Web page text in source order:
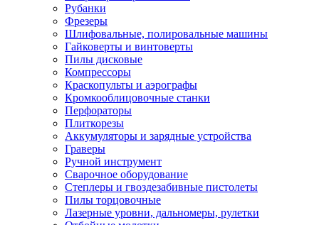
Рубанки
Фрезеры
Шлифовальные, полировальные машины
Гайковерты и винтоверты
Пилы дисковые
Компрессоры
Краскопульты и аэрографы
Кромкооблицовочные станки
Перфораторы
Плиткорезы
Аккумуляторы и зарядные устройства
Граверы
Ручной инструмент
Сварочное оборудование
Степлеры и гвоздезабивные пистолеты
Пилы торцовочные
Лазерные уровни, дальномеры, рулетки